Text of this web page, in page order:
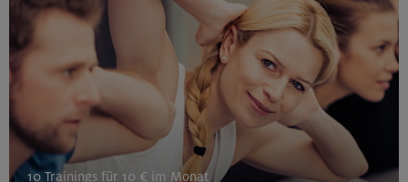
Gilching
26.08.26
Schnupperkletterkurs indoor
München
10 Trainings für 10 € im Monat